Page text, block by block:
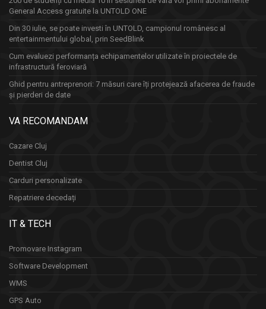
General Access gratuite la UNTOLD ONE
Din 30 iulie, se poate investi în UNTOLD, campionul românesc al
entertainmentului global, prin SeedBlink
Cum evaluezi performanța echipamentelor utilizate în proiectele de
infrastructură feroviară
Ghid pentru antreprenori: 7 măsuri care îți protejează afacerea de fraude
și pierderi de date
VA RECOMANDAM
Cazare Cluj
Dentist Cluj
Carduri personalizate
Repatriere decedați
IT & TECH
Promovare Instagram
Software Development
WMS
GPS Auto